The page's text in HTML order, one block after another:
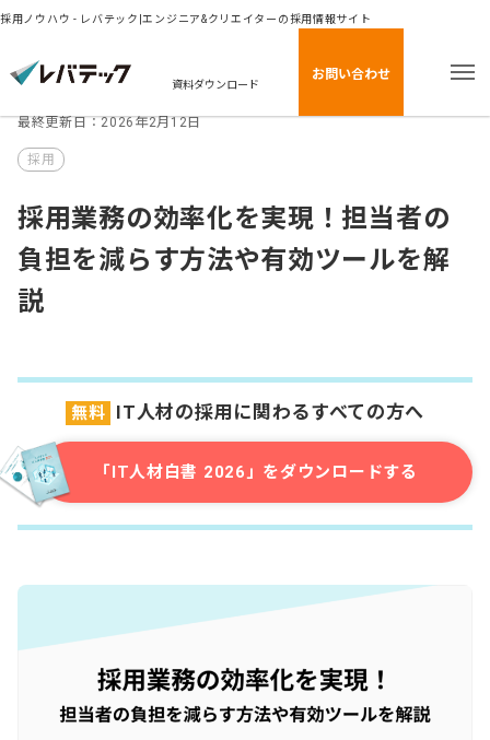
採用ノウハウ - レバテック|エンジニア&クリエイターの採用情報サイト
資料ダウンロード
お問い合わせ
最終更新日：2026年2月12日
採用
採用業務の効率化を実現！担当者の
負担を減らす方法や有効ツールを解
説
無料 IT人材の採用に関わるすべての方へ
「IT人材白書 2026」をダウンロードする